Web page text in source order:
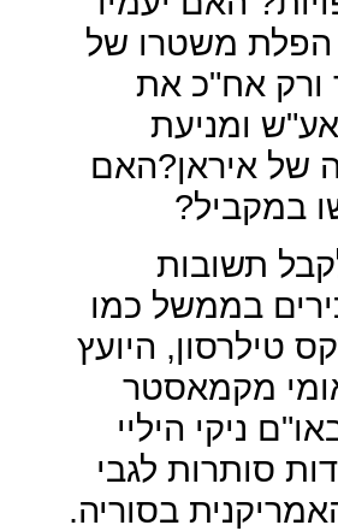
משטרו של
אח"כ את
ומניעת
של איראן?האם
במקביל?
תשובות
בממשל כמו
טילרסון, היועץ
מקמאסטר
ניקי היליי
סותרות לגבי
בסוריה.